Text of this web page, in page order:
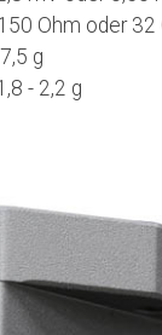
Ohm oder 32
g
- 2,2 g